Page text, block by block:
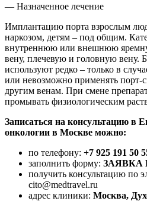
— Назначенное лечение
Имплантацию порта взрослым
наркозом, детям – под общим.
внутреннюю или внешнюю
вену, плечевую и головную вену.
используют редко – только в
или невозможно применять порт-
другим венам. При смене
промывать физиологическим
Записаться на консультацию в
онкологии в Москве можно:
по телефону: +7 925 191 50
заполнить форму: ЗАЯВКА
получить консультацию по
cito@medtravel.ru
адрес клиники: Москва,